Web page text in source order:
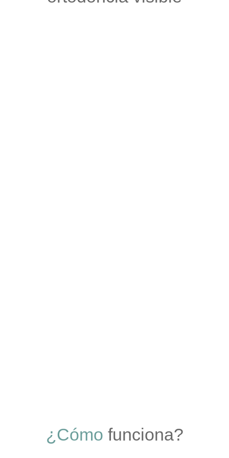
¿Cómo funciona?